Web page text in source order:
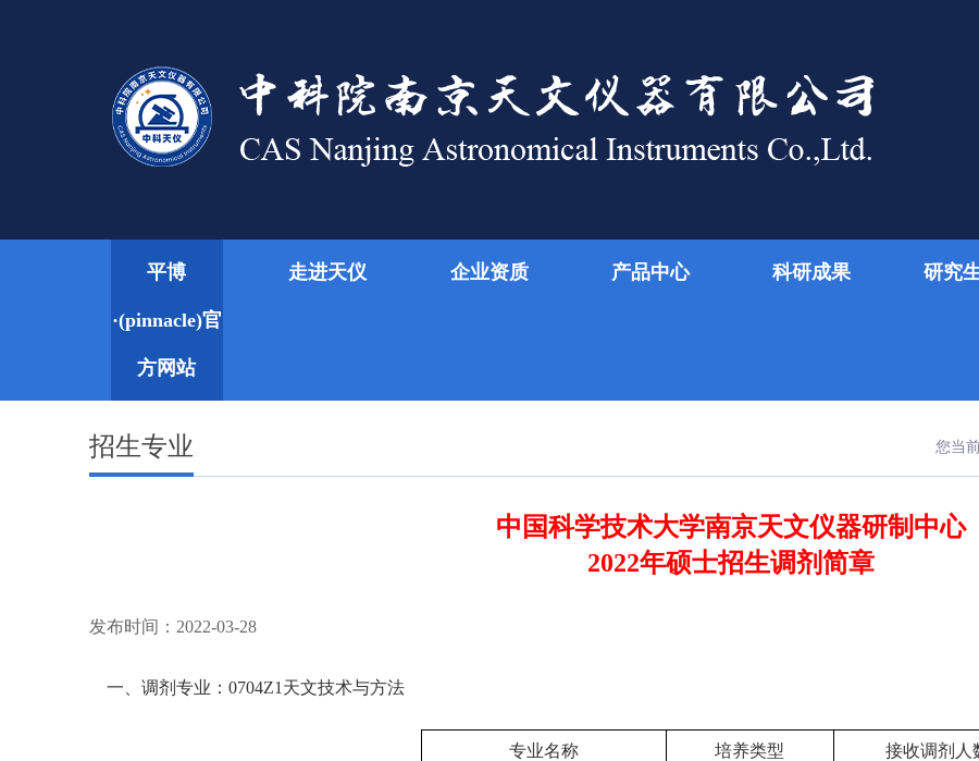
平博
·(pinnacle)官
方网站
走进天仪 企业资质 产品中心 科研成果 研究
您当
招生专业
中国科学技术大学南京天文仪器研制中心
2022年硕士招生调剂简章
发布时间：2022-03-28
一、调剂专业： 0704Z1 天文技术与方法
专业名称 培养类型 接收调剂人